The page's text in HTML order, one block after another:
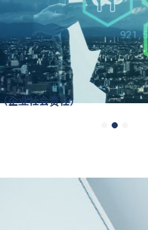
容器制造
企业社会责任）